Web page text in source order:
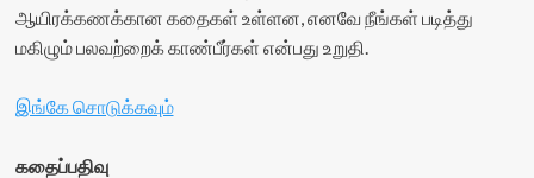
ஆயிரக்கணக்கான கதைகள் உள்ளன, எனவே நீங்கள் படித்து
மகிழும் பலவற்றைக் காண்பீர்கள் என்பது உறுதி.
இங்கே சொடுக்கவும்
கதைப்பதிவு